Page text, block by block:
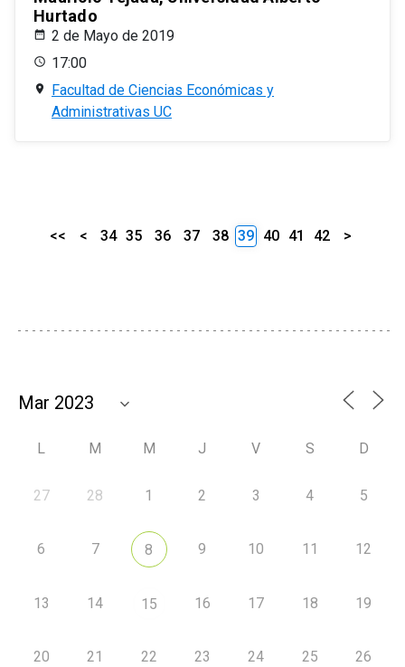
Hurtado
2 de Mayo de 2019
17:00
Facultad de Ciencias Económicas y
Administrativas UC
<< < 34 35 36 37 38 39 40 41 42 >
L M M J V S D
27 28 1 2 3 4 5
6 7 8 9 10 11 12
13 14 15 16 17 18 19
20 21 22 23 24 25 26